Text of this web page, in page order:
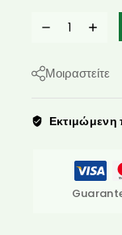
Μοιραστείτε